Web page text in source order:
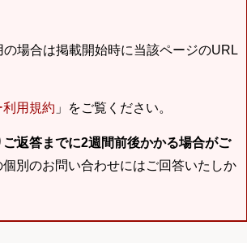
場合は掲載開始時に当該ページのURL
用規約 」をご覧ください。
返答までに2週間前後かかる場合がご
別のお問い合わせにはご回答いたしか